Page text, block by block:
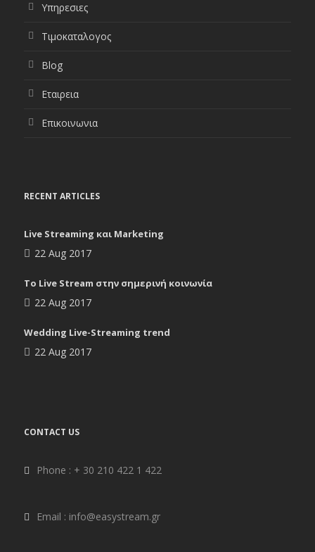
Υπηρεσιες
Τιμοκαταλογος
Blog
Εταιρεια
Επικοινωνια
RECENT ARTICLES
Live Streaming και Marketing
22 Aug 2017
To Live Stream στην σημερινή κοινωνία
22 Aug 2017
Wedding Live-Streaming trend
22 Aug 2017
CONTACT US
Phone : + 30 210 422 1 422
Email : info@easystream.gr